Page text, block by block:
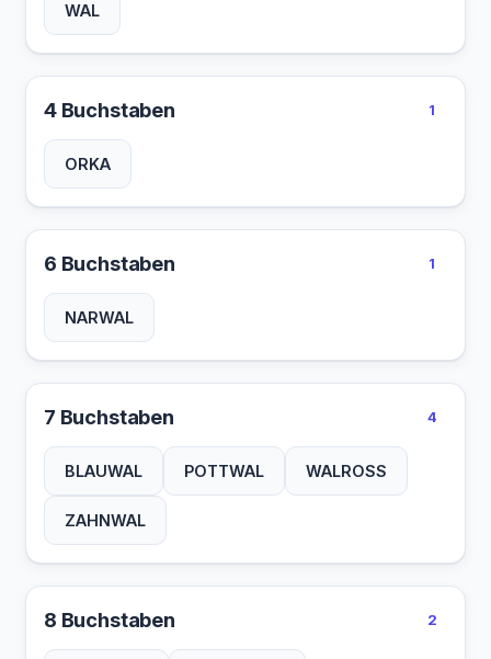
WAL
4 Buchstaben 1
ORKA
6 Buchstaben 1
NARWAL
7 Buchstaben 4
BLAUWAL POTTWAL WALROSS
ZAHNWAL
8 Buchstaben 2